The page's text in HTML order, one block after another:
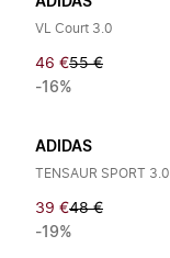
VL Court 3.0
46 €55 €
-16%
ADIDAS
TENSAUR SPORT 3.0
39 €48 €
-19%